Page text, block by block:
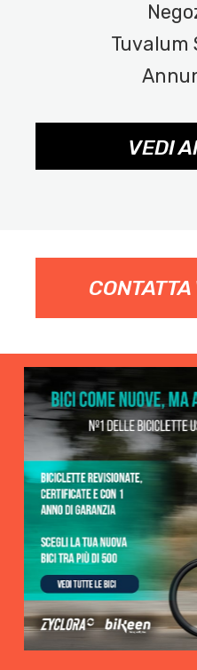
Tuvalum
VEDI